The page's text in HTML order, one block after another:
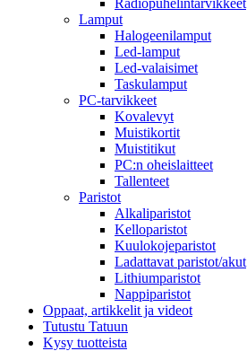
Radiopuhelintarvikkeet
Lamput
Halogeenilamput
Led-lamput
Led-valaisimet
Taskulamput
PC-tarvikkeet
Kovalevyt
Muistikortit
Muistitikut
PC:n oheislaitteet
Tallenteet
Paristot
Alkaliparistot
Kelloparistot
Kuulokojeparistot
Ladattavat paristot/akut
Lithiumparistot
Nappiparistot
Oppaat, artikkelit ja videot
Tutustu Tatuun
Kysy tuotteista